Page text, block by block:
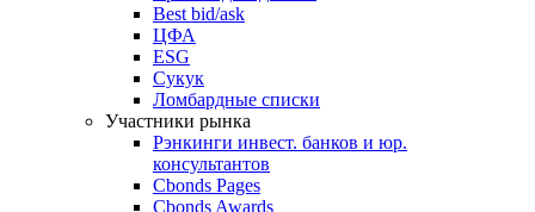
Поиск котировок облигаций
Ближайшие размещения (Россия)
Специальные разделы
Кривые доходности
Best bid/ask
ЦФА
ESG
Сукук
Ломбардные списки
Участники рынка